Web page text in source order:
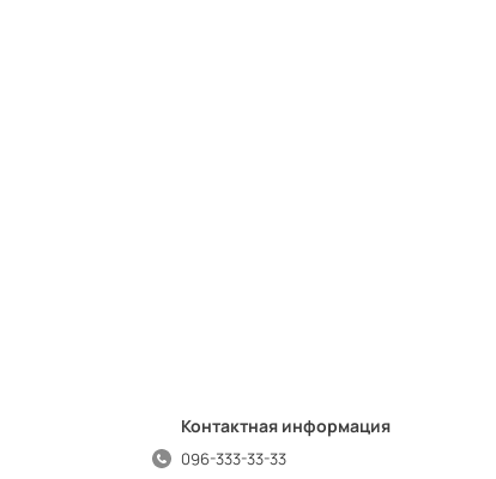
Контактная информация
096-333-33-33